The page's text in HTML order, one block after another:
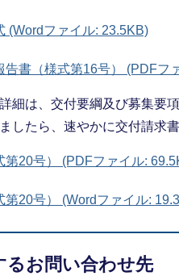
(Wordファイル: 23.5KB)
告書（様式第16号） (PDFフ
細は、交付要綱及び募集要
したら、速やかに交付請求
第20号） (PDFファイル:
第20号） (Wordファイル:
るお問い合わせ先